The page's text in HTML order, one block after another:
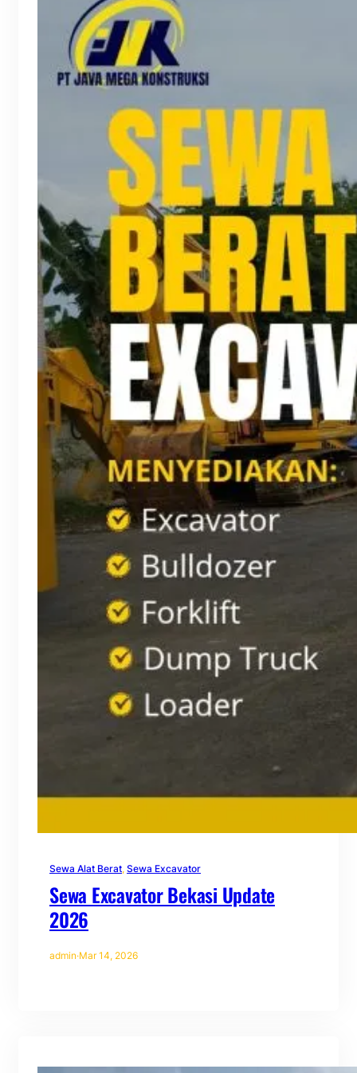
Sewa Alat Berat, Sewa Excavator
Sewa Excavator Bekasi Update
2026
admin·Mar 14, 2026